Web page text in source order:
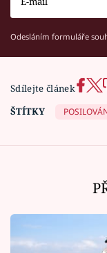
Odesláním formuláře
Sdílejte článek
ŠTÍTKY